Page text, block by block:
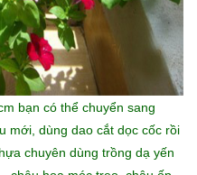
bạn có thể chuyển sang
mới, dùng dao cắt dọc cốc rồi
chuyên dùng trồng dạ yến